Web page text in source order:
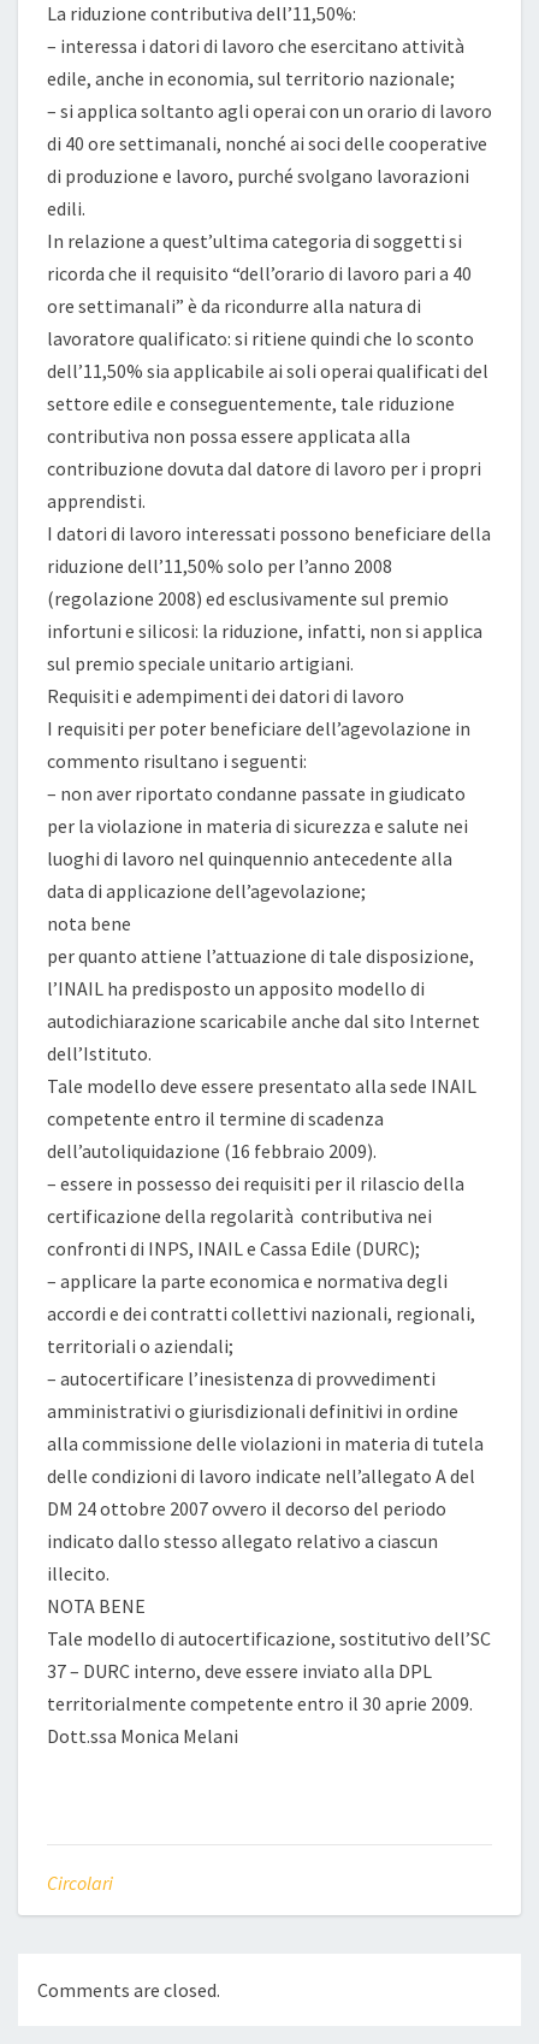
La riduzione contributiva dell’11,50%:
– interessa i datori di lavoro che esercitano attività
edile, anche in economia, sul territorio nazionale;
– si applica soltanto agli operai con un orario di lavoro
di 40 ore settimanali, nonché ai soci delle cooperative
di produzione e lavoro, purché svolgano lavorazioni
edili.
In relazione a quest’ultima categoria di soggetti si
ricorda che il requisito “dell’orario di lavoro pari a 40
ore settimanali” è da ricondurre alla natura di
lavoratore qualificato: si ritiene quindi che lo sconto
dell’11,50% sia applicabile ai soli operai qualificati del
settore edile e conseguentemente, tale riduzione
contributiva non possa essere applicata alla
contribuzione dovuta dal datore di lavoro per i propri
apprendisti.
I datori di lavoro interessati possono beneficiare della
riduzione dell’11,50% solo per l’anno 2008
(regolazione 2008) ed esclusivamente sul premio
infortuni e silicosi: la riduzione, infatti, non si applica
sul premio speciale unitario artigiani.
Requisiti e adempimenti dei datori di lavoro
I requisiti per poter beneficiare dell’agevolazione in
commento risultano i seguenti:
– non aver riportato condanne passate in giudicato
per la violazione in materia di sicurezza e salute nei
luoghi di lavoro nel quinquennio antecedente alla
data di applicazione dell’agevolazione;
nota bene
per quanto attiene l’attuazione di tale disposizione,
l’INAIL ha predisposto un apposito modello di
autodichiarazione scaricabile anche dal sito Internet
dell’Istituto.
Tale modello deve essere presentato alla sede INAIL
competente entro il termine di scadenza
dell’autoliquidazione (16 febbraio 2009).
– essere in possesso dei requisiti per il rilascio della
certificazione della regolarità contributiva nei
confronti di INPS, INAIL e Cassa Edile (DURC);
– applicare la parte economica e normativa degli
accordi e dei contratti collettivi nazionali, regionali,
territoriali o aziendali;
– autocertificare l’inesistenza di provvedimenti
amministrativi o giurisdizionali definitivi in ordine
alla commissione delle violazioni in materia di tutela
delle condizioni di lavoro indicate nell’allegato A del
DM 24 ottobre 2007 ovvero il decorso del periodo
indicato dallo stesso allegato relativo a ciascun
illecito.
NOTA BENE
Tale modello di autocertificazione, sostitutivo dell’SC
37 – DURC interno, deve essere inviato alla DPL
territorialmente competente entro il 30 aprie 2009.
Dott.ssa Monica Melani
Circolari
Comments are closed.